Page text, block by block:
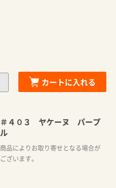
カートに入れる
＃４０３ ヤケーヌ パープ
ル
商品によりお取り寄せとなる場合が
ございます。